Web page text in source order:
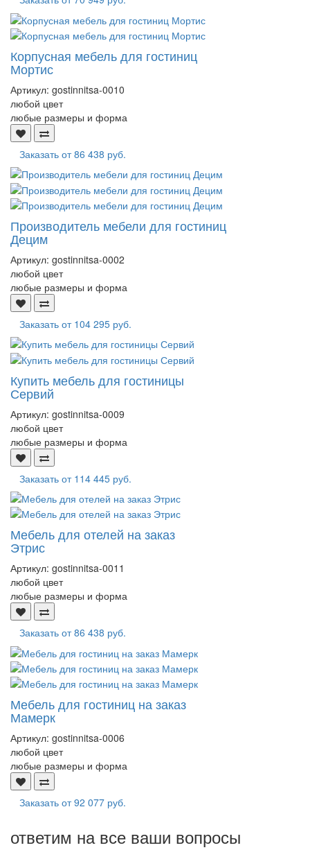
Корпусная мебель для гостиниц
Мортис
Артикул: gostinnitsa-0010
любой цвет
любые размеры и форма
Заказать от86 438 руб.
Производитель мебели для гостиниц
Децим
Артикул: gostinnitsa-0002
любой цвет
любые размеры и форма
Заказать от 104 295 руб.
Купить мебель для гостиницы
Сервий
Артикул: gostinnitsa-0009
любой цвет
любые размеры и форма
Заказать от 114 445 руб.
Мебель для отелей на заказ
Этрис
Артикул: gostinnitsa-0011
любой цвет
любые размеры и форма
Заказать от86 438 руб.
Мебель для гостиниц на заказ
Мамерк
Артикул: gostinnitsa-0006
любой цвет
любые размеры и форма
Заказать от92 077 руб.
ответим на все ваши вопросы